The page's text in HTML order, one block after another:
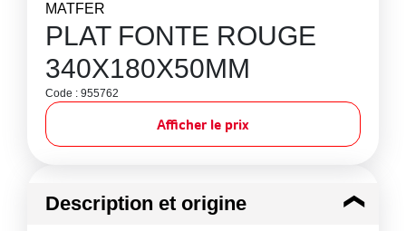
MATFER
PLAT FONTE ROUGE
340X180X50MM
Code : 955762
Afficher le prix
Description et origine